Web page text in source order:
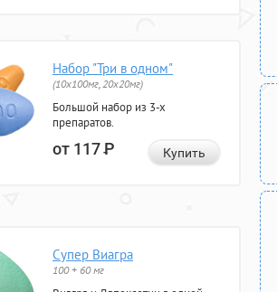
Набор "Три в одном"
(10x100мг, 20x20мг)
Большой набор из 3-х
препаратов.
от 117Р Купить
Супер Виагра
100 + 60 мг